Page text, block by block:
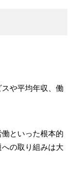
や平均年収、働
といった根本的
の取り組みは大